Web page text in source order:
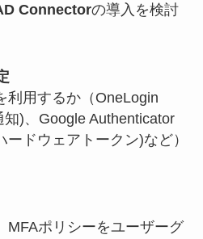
Connectorの導入を検討
利用するか（OneLogin
)、Google Authenticator
ドウェアトークン)など）
MFAポリシーをユーザーグ